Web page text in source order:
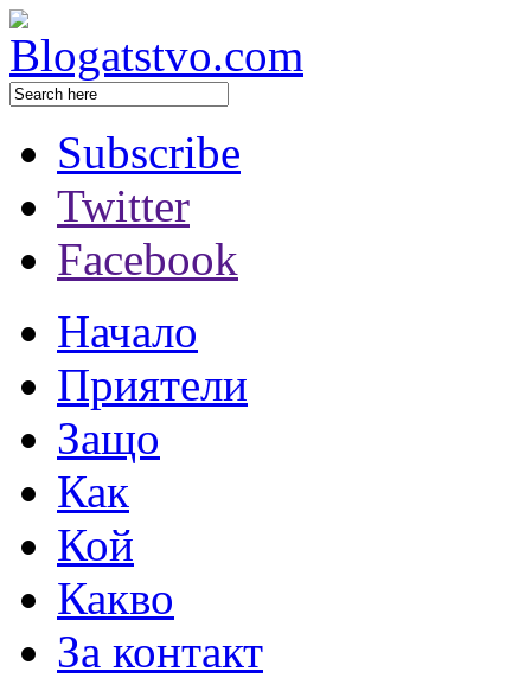
Subscribe
Twitter
Facebook
Начало
Приятели
Защо
Как
Кой
Какво
За контакт